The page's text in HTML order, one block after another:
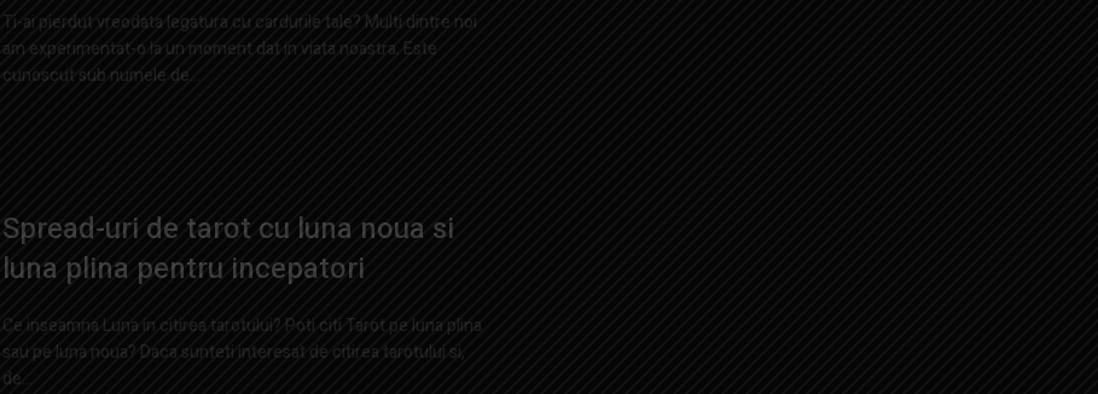
Ti-ai pierdut vreodata legatura cu cardurile tale? Multi dintre noi
am experimentat-o ​​la un moment dat in viata noastra. Este
cunoscut sub numele de...
Spread-uri de tarot cu luna noua si
luna plina pentru incepatori
Ce inseamna Luna in citirea tarotului? Poti citi Tarot pe luna plina
sau pe luna noua? Daca sunteti interesat de citirea tarotului si,
de...